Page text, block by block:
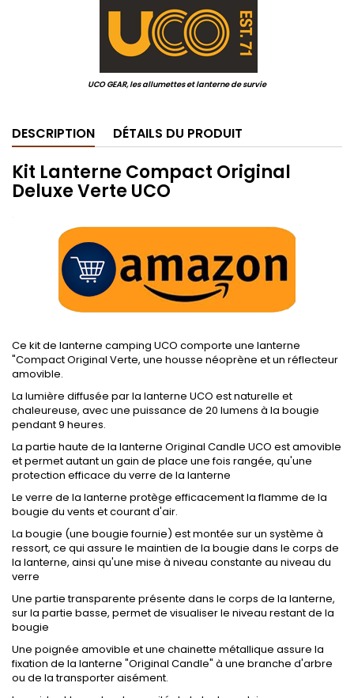
UCO GEAR, les allumettes et lanterne de survie
DESCRIPTION DÉTAILS DU PRODUIT
Kit Lanterne Compact Original
Deluxe Verte UCO
.
Ce kit de lanterne camping UCO comporte une lanterne
"Compact Original Verte, une housse néoprène et un réflecteur
amovible.
La lumière diffusée par la lanterne UCO est naturelle et
chaleureuse, avec une puissance de 20 lumens à la bougie
pendant 9 heures.
La partie haute de la lanterne Original Candle UCO est amovible
et permet autant un gain de place une fois rangée, qu'une
protection efficace du verre de la lanterne
Le verre de la lanterne protège efficacement la flamme de la
bougie du vents et courant d'air.
La bougie (une bougie fournie) est montée sur un système à
ressort, ce qui assure le maintien de la bougie dans le corps de
la lanterne, ainsi qu'une mise à niveau constante au niveau du
verre
Une partie transparente présente dans le corps de la lanterne,
sur la partie basse, permet de visualiser le niveau restant de la
bougie
Une poignée amovible et une chainette métallique assure la
fixation de la lanterne "Original Candle" à une branche d'arbre
ou de la transporter aisément.